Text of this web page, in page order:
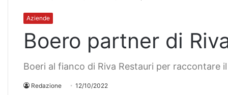
Aziende
Boero partner di
Boeri al fianco di Riva Restauri per raccontare
Redazione 12/10/2022